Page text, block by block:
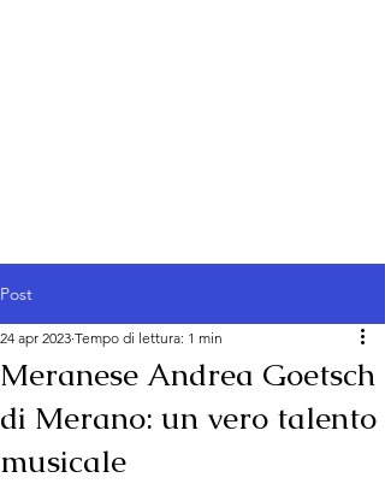
Post
Meranese Andrea Goetsch
di Merano: un vero talento
musicale
24 apr 2023 Tempo di lettura: 1 min